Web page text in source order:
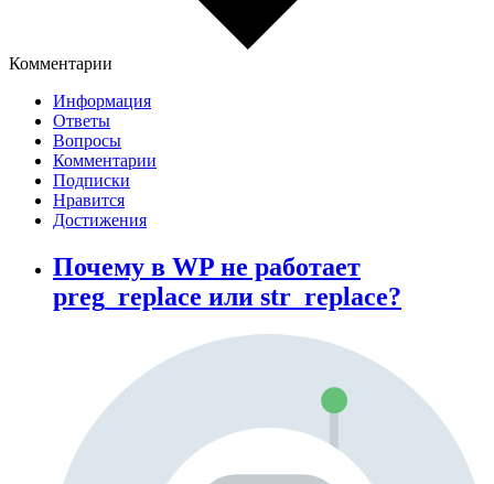
Комментарии
Информация
Ответы
Вопросы
Комментарии
Подписки
Нравится
Достижения
Почему в WP не работает
preg_replace или str_replace?